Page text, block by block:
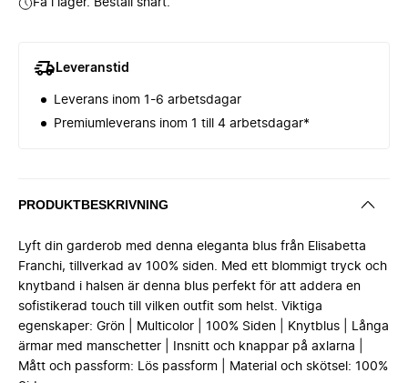
Få i lager. Beställ snart.
Leveranstid
Leverans inom 1-6 arbetsdagar
Premiumleverans inom 1 till 4 arbetsdagar*
PRODUKTBESKRIVNING
Lyft din garderob med denna eleganta blus från Elisabetta
Franchi, tillverkad av 100% siden. Med ett blommigt tryck och
knytband i halsen är denna blus perfekt för att addera en
sofistikerad touch till vilken outfit som helst. Viktiga
egenskaper: Grön | Multicolor | 100% Siden | Knytblus | Långa
ärmar med manschetter | Insnitt och knappar på axlarna |
Mått och passform: Lös passform | Material och skötsel: 100%